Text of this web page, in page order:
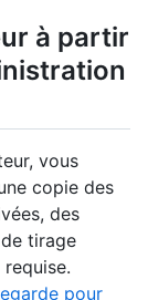
à partir
vous
copie des
des
tirage
pour